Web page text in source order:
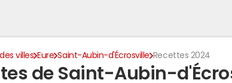
villes Eure Saint-Aubin-d'Écrosville Recettes 2024
de Saint-Aubin-